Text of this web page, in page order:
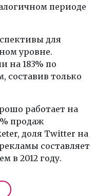
периоде
для
уровне.
на 183% по
составив только
работает на
продаж
доля Twitter на
составляет
в 2012 году.